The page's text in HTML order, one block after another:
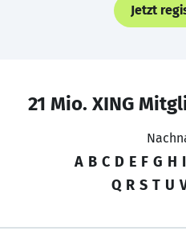
Jetzt
21 Mio. XING
A B C D E F G H I
Q R S T U